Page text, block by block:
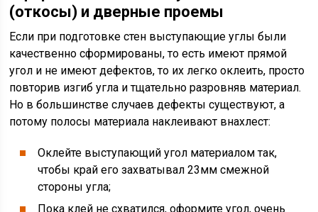
(откосы) и дверные проемы
Если при подготовке стен выступающие углы были
качественно сформированы, то есть имеют прямой
угол и не имеют дефектов, то их легко оклеить, просто
повторив изгиб угла и тщательно разровняв материал.
Но в большинстве случаев дефекты существуют, а
потому полосы материала наклеивают внахлест:
Оклейте выступающий угол материалом так,
чтобы край его захватывал 23мм смежной
стороны угла;
Пока клей не схватился, оформите угол, очень